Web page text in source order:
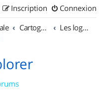
Connexion
Inscription
Cartographie et GPS Les logiciels